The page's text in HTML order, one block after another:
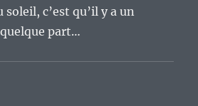
soleil, c’est qu’il y a un
part…